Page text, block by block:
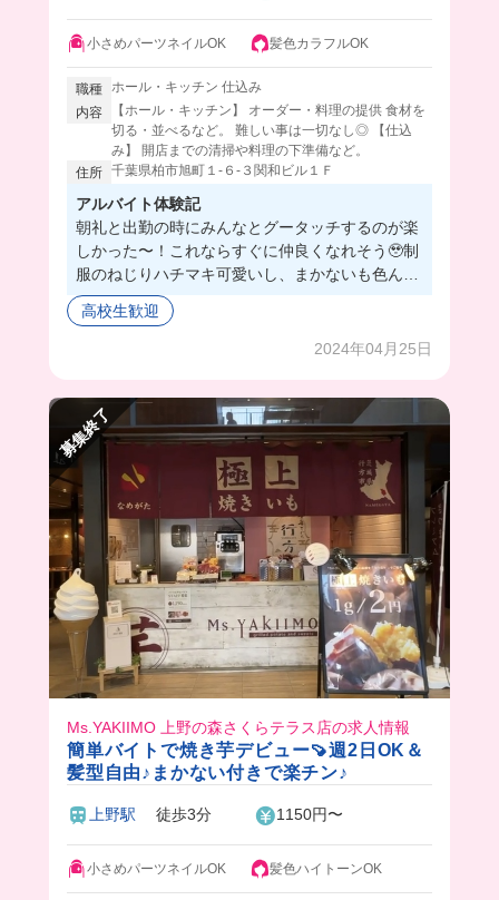
小さめパーツネイルOK 髪色カラフルOK
職種 ホール・キッチン 仕込み
内容
【ホール・キッチン】 オーダー・料理の提供 食材を
切る・並べるなど。 難しい事は一切なし◎ 【仕込
み】 開店までの清掃や料理の下準備など。
住所 千葉県柏市旭町１‐６‐３関和ビル１Ｆ
アルバイト体験記
朝礼と出勤の時にみんなとグータッチするのが楽
しかった〜！これならすぐに仲良くなれそう🥹制
服のねじりハチマキ可愛いし、まかないも色んな
の出てくるから最高だよ！賑やかな居酒屋だから
楽しくてバイトの時間過ぎるの早そう！笑みんな
高校生歓迎
2024年04月25日
募集終了
Ms.YAKIIMO 上野の森さくらテラス店の求人情報
簡単バイトで焼き芋デビュー🍠週2日OK＆
髪型自由♪まかない付きで楽チン♪
上野駅 徒歩3分 1150円〜
小さめパーツネイルOK 髪色ハイトーンOK